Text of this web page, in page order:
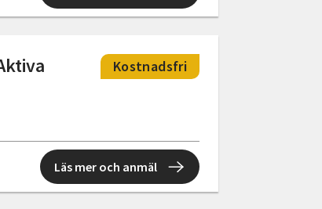
Kostnadsfri
Läs mer och anmäl